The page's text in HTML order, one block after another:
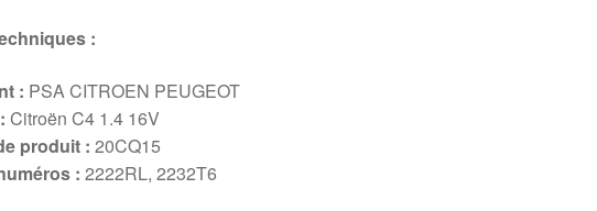
:
: PSA CITROEN PEUGEOT
Citroën C4 1.4 16V
produit : 20CQ15
: 2222RL, 2232T6